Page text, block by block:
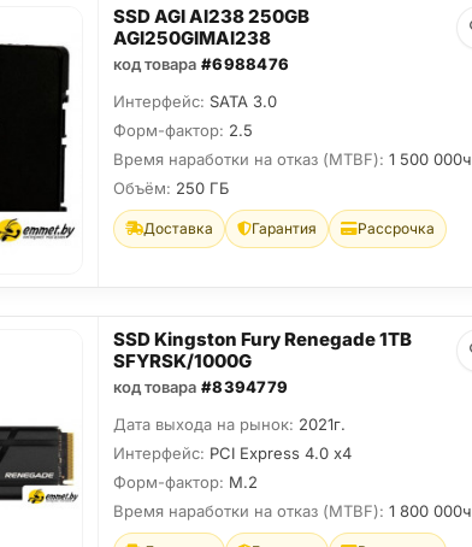
SSD AGI AI238 250GB
AGI250GIMAI238
код товара #6988476
Интерфейс: SATA 3.0
Форм-фактор: 2.5
Время наработки на отказ (МТBF): 1 500 000ч
Объём: 250 ГБ
Доставка Гарантия Рассрочка
SSD Kingston Fury Renegade 1TB
SFYRSK/1000G
код товара #8394779
Дата выхода на рынок: 2021г.
Интерфейс: PCI Express 4.0 x4
Форм-фактор: M.2
Время наработки на отказ (МТBF): 1 800 000ч